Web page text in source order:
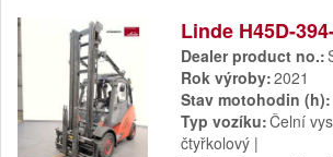
Linde H45D-
Dealer product no.
Rok výroby 2021
Stav motohodin (h)
Typ vozíku Čelní
čtyřkolový